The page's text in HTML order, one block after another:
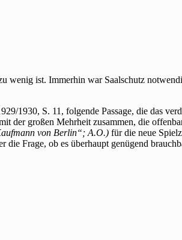
wenig ist. Immerhin war Saalschutz
1930, S. 11, folgende Passage, die das
der großen Mehrheit zusammen, die
von Berlin“; A.O.) für die neue
Frage, ob es überhaupt genügend